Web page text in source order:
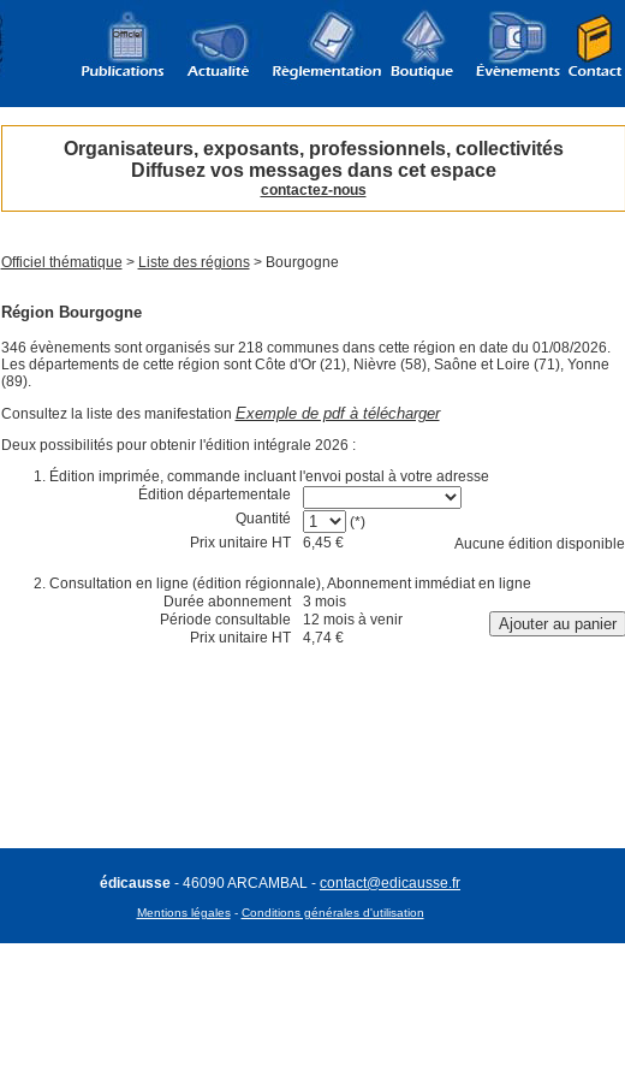
Organisateurs, exposants, professionnels, collectivités
Diffusez vos messages dans cet espace
contactez-nous
Officiel thématique > Liste des régions> Bourgogne
Région Bourgogne
346 évènements sont organisés sur 218 communes dans cette région en date du 01/08/2026.
Les départements de cette région sont Côte d'Or (21), Nièvre (58), Saône et Loire (71), Yonne
(89).
Consultez la liste des manifestation Exemple de pdf à télécharger
Deux possibilités pour obtenir l'édition intégrale 2026 :
Édition imprimée, commande incluant l'envoi postal à votre adresse
Édition départementale
Quantité
(*)
Aucune édition disponible
Prix unitaire HT 6,45 €
Consultation en ligne (édition régionnale), Abonnement immédiat en ligne
Durée abonnement
3 mois
Période consultable
12 mois à venir
Prix unitaire HT
4,74 €
édicausse - 46090 ARCAMBAL - contact@edicausse.fr
Mentions légales- Conditions générales d'utilisation